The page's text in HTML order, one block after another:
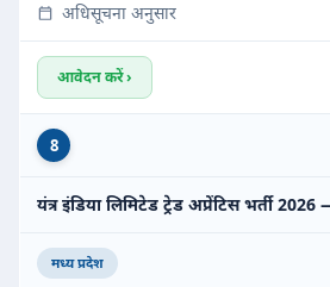
अधिसूचना अनुसार
आवेदन करें ›
8
यंत्र इंडिया लिमिटेड ट्रेड अप्रेंटिस भर्ती
मध्य प्रदेश